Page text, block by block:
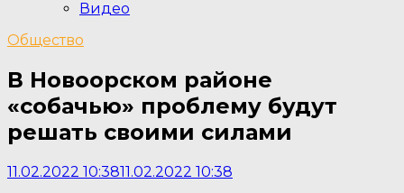
Видео
Общество
В Новоорском районе
«собачью» проблему будут
решать своими силами
11.02.2022 10:3811.02.2022 10:38